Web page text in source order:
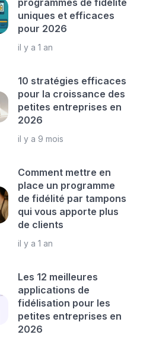
programmes de fidélité
uniques et efficaces
pour 2026
il y a 1 an
10 stratégies efficaces
pour la croissance des
petites entreprises en
2026
il y a 9 mois
Comment mettre en
place un programme
de fidélité par tampons
qui vous apporte plus
de clients
il y a 1 an
Les 12 meilleures
applications de
fidélisation pour les
petites entreprises en
2026